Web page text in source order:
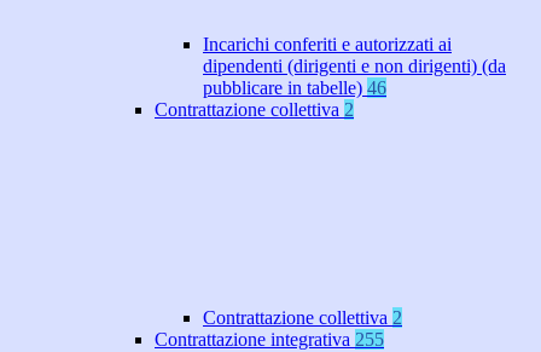
Incarichi conferiti e autorizzati ai
dipendenti (dirigenti e non dirigenti) (da
pubblicare in tabelle) 46
Contrattazione collettiva 2
Contrattazione collettiva 2
Contrattazione integrativa 255